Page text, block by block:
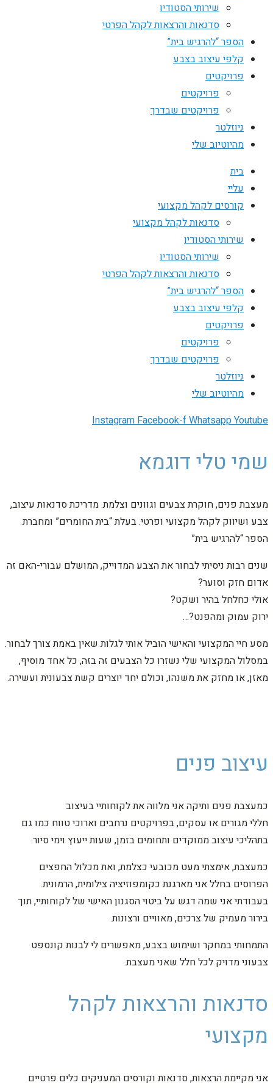
שירותי הסטודיו
סדנאות והרצאות לקהל הפרטי
הספר “להרגיש בית”
קלפי עיצוב בצבע
פרויקטים
פרויקטים
פרויקטים שבדרך
ניוזלטר
מהיוטיוב שלי
בית
עליי
קורסים לקהל מקצועי
סדנאות לקהל מקצועי
שירותי הסטודיו
שירותי הסטודיו
סדנאות והרצאות לקהל הפרטי
הספר “להרגיש בית”
קלפי עיצוב בצבע
פרויקטים
פרויקטים
פרויקטים שבדרך
ניוזלטר
מהיוטיוב שלי
InstagramFacebook-fWhatsappYoutube
שמי טלי דוגמא
מעצבת פנים, חוקרת צבעים וגוונים וצלמת. מדריכת סדנאות עיצוב,
צבע ושיווק לקהל מקצועי ופרטי. בעלת “בית החומרים” ומחברת
הספר “להרגיש בית”
שנים רבות ניסיתי לבחור את הצבע המדוייק, המושלם עבורי-האם זה
אדום חזק וסוער?
אולי כחלחל בהיר ושקט?
ירוק עמוק ומהפנט?…
מסע חיי המקצועי והאישי הוביל אותי לגלות שאין באמת צורך לבחור.
במסלול המקצועי שלי נשזרו כל הצבעים זה בזה, כל אחד מוסיף,
מאזן, או מחזק את משנהו, וכולם יחד יוצרים קשת צבעונית ועשירה.
עיצוב פנים
כמעצבת פנים ותיקה אני מלווה את לקוחותיי בעיצוב
חללי מגורים או עסקים, בפרויקטים נרחבים וארוכי טווח כמו גם
בתהליכי עיצוב ממוקדים ותחומים בזמן, שעות ייעוץ וימי סיור.
כמעצבת, אימצתי מעט מכובעי כצלמת, ואת מכלול החפצים
הפרוסים בחלל אני מארגנת כקומפוזיציה צילומית, הרמונית.
בעבודתי אני שמה דגש על ביטוי הסגנון האישי של לקוחותיי, תוך
בירור מעמיק של צרכים, מאוויים ורצונות.
התמחותי במחקר ושימוש בצבע, מאפשרים לי לבנות קונספט
צבעוני מדויק לכל חלל שאני מעצבת.
סדנאות והרצאות לקהל
מקצועי
אני מקיימת הרצאות, סדנאות וקורסים המעניקים כלים פרטיים